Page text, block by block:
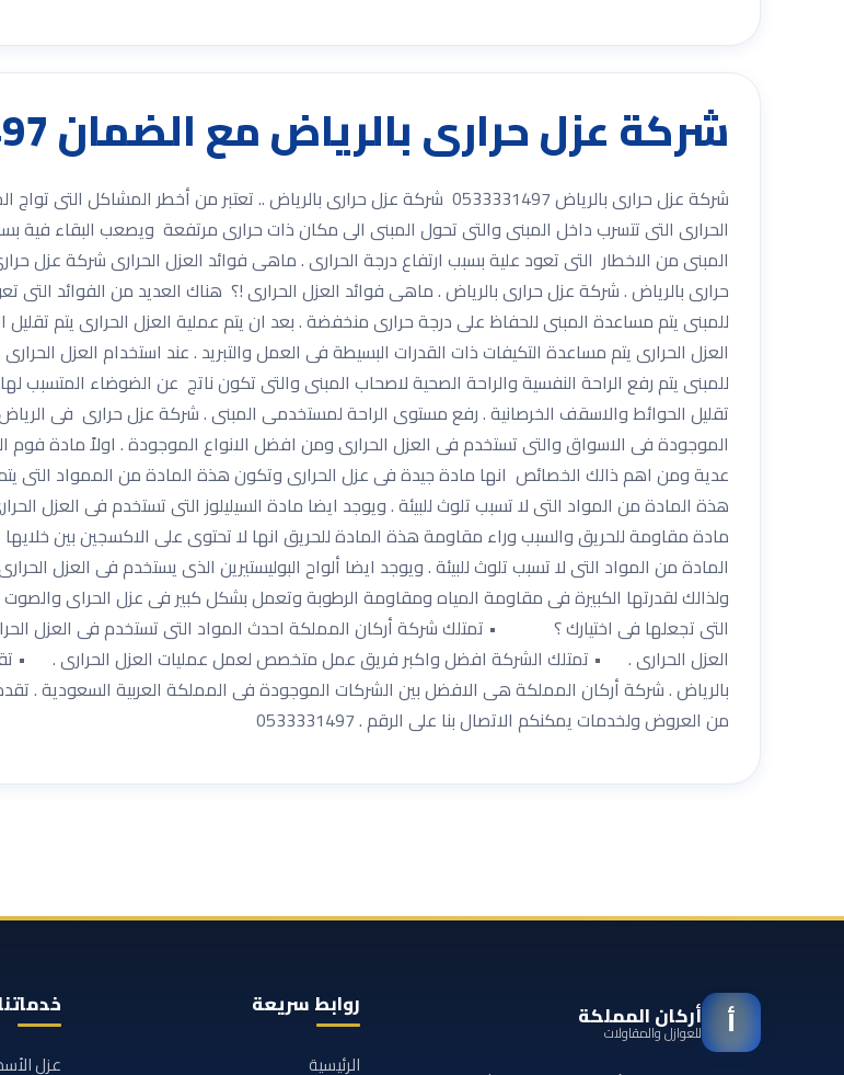
شركة عزل حرارى بالرياض مع الضمان 0533331497
شركة عزل حرارى بالرياض 0533331497 شركة عزل حرارى بالرياض .. تعتبر من
الحرارى التى تتسرب داخل المبنى والتى تحول المبنى الى مكان ذات حرارى مرتفعة ويصعب البقاء فية
المبنى من الاخطار التى تعود علية بسبب ارتفاع درجة الحرارى . ماهى فوائد العزل الحرارى شركة عزل
حرارى بالرياض . شركة عزل حرارى بالرياض . ماهى فوائد العزل الحرارى !؟ هناك العديد من الفوائد التى
للمبنى يتم مساعدة المبنى للحفاظ على درجة حرارى منخفضة . بعد ان يتم عملية العزل الحرارى يتم
العزل الحرارى يتم مساعدة التكيفات ذات القدرات البسيطة فى العمل والتبريد . عند استخدام العزل
للمبنى يتم رفع الراحة النفسية والراحة الصحية لاصحاب المبنى والتى تكون ناتج عن الضوضاء المتسبب
تقليل الحوائط والاسقف الخرصانية . رفع مستوى الراحة لمستخدمى المبنى . شركة عزل حرارى فى
الموجودة فى الاسواق والتى تستخدم فى العزل الحرارى ومن افضل الانواع الموجودة . اولاً مادة فوم
عدية ومن اهم ذالك الخصائص انها مادة جيدة فى عزل الحرارى وتكون هذة المادة من الممواد التى
هذة المادة من المواد التى لا تسبب تلوث للبيئة . ويوجد ايضا مادة السيليلوز التى تستخدم فى
مادة مقاومة للحريق والسبب وراء مقاومة هذة المادة للحريق انها لا تحتوى على الاكسجين بين
المادة من المواد التى لا تسبب تلوث للبيئة . ويوجد ايضا ألواح البوليستيرين الذى يستخدم فى العزل
ولذالك لقدرتها الكبيرة فى مقاومة المياه ومقاومة الرطوبة وتعمل بشكل كبير فى عزل الحراى
التى تجعلها فى اختيارك ؟ • تمتلك شركة أركان المملكة احدث المواد التى تستخدم فى العزل
العزل الحرارى . • تمتلك الشركة افضل واكبر فريق عمل متخصص لعمل عمليات العزل الحرارى . •
بالرياض . شركة أركان المملكة هى الافضل بين الشركات الموجودة فى المملكة العربية السعودية
من العروض ولخدمات يمكنكم الاتصال بنا على الرقم . 0533331497
أ أركان المملكة
للعوازل والمقاولات
روابط سريعة
الرئيسية
خدماتنا
عزل